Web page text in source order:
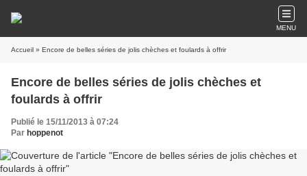
MENU
Accueil » Encore de belles séries de jolis chèches et foulards à offrir
Encore de belles séries de jolis chèches et
foulards à offrir
Publié le 15/11/2013 à 07:24
Par hoppenot